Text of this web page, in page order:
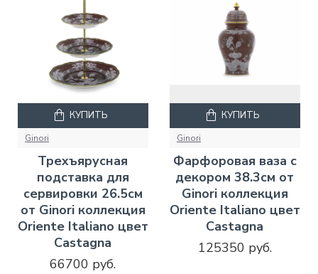
Ginori
Трехъярусная
подставка для
сервировки 26.5см
от Ginori коллекция
Oriente Italiano цвет
Castagna
66700 руб.
КУПИТЬ
Ginori
Фарфоровая ваза с
декором 38.3см от
Ginori коллекция
Oriente Italiano цвет
Castagna
125350 руб.
КУПИТЬ